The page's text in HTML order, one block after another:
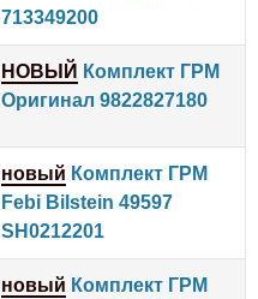
713349200
НОВЫЙ Комплект ГРМ
Оригинал 9822827180
новый Комплект ГРМ
Febi Bilstein 49597
SH0212201
новый Комплект ГРМ